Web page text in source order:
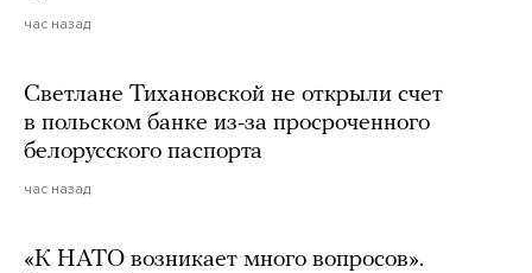
час назад
Светлане Тихановской не открыли счет
в польском банке из-за просроченного
белорусского паспорта
час назад
«К НАТО возникает много вопросов».